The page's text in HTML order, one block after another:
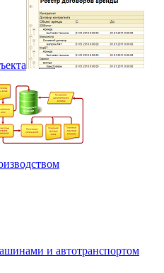
и автотранспортом